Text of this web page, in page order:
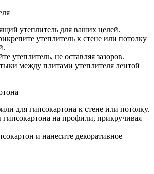
утеплитель для ваших целей.
утеплитель к стене или потолку
утеплитель, не оставляя зазоров.
между плитами утеплителя лентой
для гипсокартона к стене или потолку.
гипсокартона на профили, прикручивая
и нанесите декоративное